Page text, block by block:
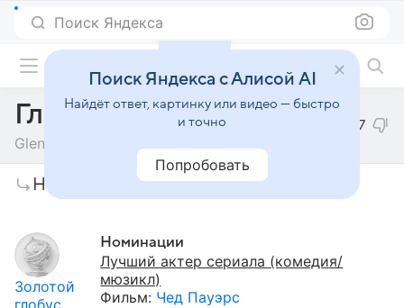
Поиск Яндекса
Глен Пауэлл
Glen Powell
7
Награды и премии
Золотой
глобус
Номинации
Лучший актер сериала (комедия/
мюзикл)
Фильм: Чед Пауэрс
Поиск Яндекса с Алисой AI
Найдёт ответ, картинку или видео — быстро
и точно
Попробовать